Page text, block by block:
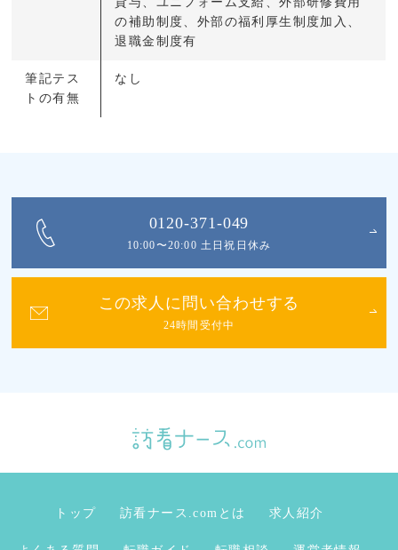
の補助制度、外部の福利厚生制度加入、
退職金制度有
筆記テス
トの有無
なし
0120-371-049
10:00〜20:00 土日祝日休み
この求人に問い合わせする
24時間受付中
トップ 訪看ナース.comとは 求人紹介